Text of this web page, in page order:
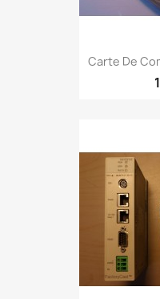
Carte De